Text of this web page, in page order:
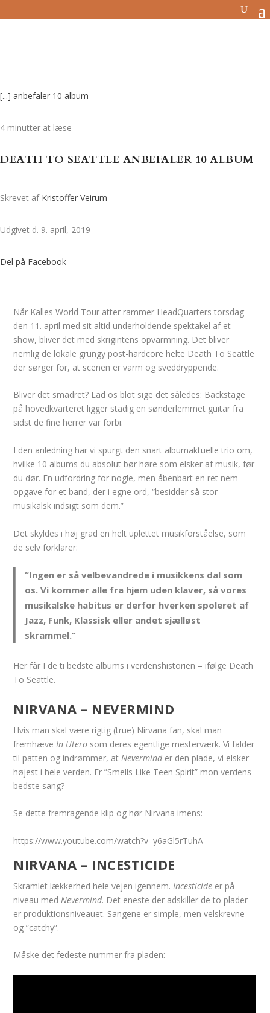
[...] anbefaler 10 album
4 minutter at læse
DEATH TO SEATTLE ANBEFALER 10 ALBUM
Skrevet af Kristoffer Veirum
Udgivet d. 9. april, 2019
Del på Facebook
Når Kalles World Tour atter rammer HeadQuarters torsdag
den 11. april med sit altid underholdende spektakel af et
show, bliver det med skrigintens opvarmning. Det bliver
nemlig de lokale grungy post-hardcore helte Death To Seattle
der sørger for, at scenen er varm og sveddryppende.
Bliver det smadret? Lad os blot sige det således: Backstage
på hovedkvarteret ligger stadig en sønderlemmet guitar fra
sidst de fine herrer var forbi.
I den anledning har vi spurgt den snart albumaktuelle trio om,
hvilke 10 albums du absolut bør høre som elsker af musik, før
du dør. En udfordring for nogle, men åbenbart en ret nem
opgave for et band, der i egne ord, “besidder så stor
musikalsk indsigt som dem.”
Det skyldes i høj grad en helt uplettet musikforståelse, som
de selv forklarer:
“Ingen er så velbevandrede i musikkens dal som
os. Vi kommer alle fra hjem uden klaver, så vores
musikalske habitus er derfor hverken spoleret af
Jazz, Funk, Klassisk eller andet sjælløst
skrammel.”
Her får I de ti bedste albums i verdenshistorien – ifølge Death
To Seattle.
NIRVANA – NEVERMIND
Hvis man skal være rigtig (true) Nirvana fan, skal man
fremhæveIn Utero som deres egentlige mesterværk. Vi falder
til patten og indrømmer, atNeverminder den plade, vi elsker
højest i hele verden. Er ”Smells Like Teen Spirit” mon verdens
bedste sang?
Se dette fremragende klip og hør Nirvana imens:
https://www.youtube.com/watch?v=y6aGl5rTuhA
NIRVANA – INCESTICIDE
Skramlet lækkerhed hele vejen igennem. Incesticide er på
niveau med Nevermind. Det eneste der adskiller de to plader
er produktionsniveauet. Sangene er simple, men velskrevne
og ”catchy”.
Måske det fedeste nummer fra pladen: